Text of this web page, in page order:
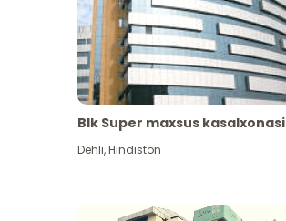
Blk Super maxsus kasalxonasi
Dehli,Hindiston